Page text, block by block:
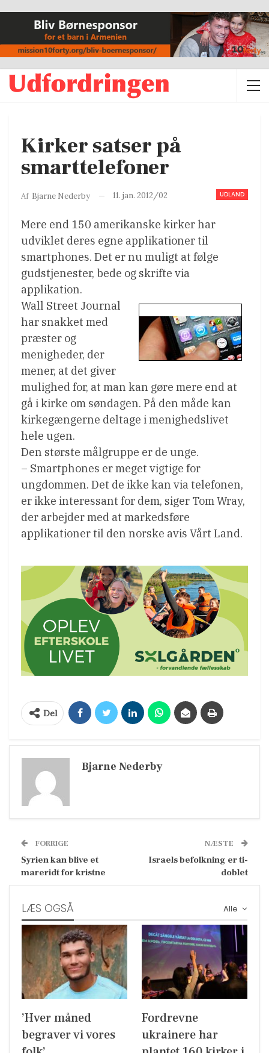
Kirker satser på
smarttelefoner
UDLAND
Af Bjarne Nederby 11. jan. 2012/02
Mere end 150 amerikanske kirker har
udviklet deres egne applikationer til
smartphones. Det er nu muligt at følge
gudstjenester, bede og skrifte via
applikation.
Wall Street Journal
har snakket med
præster og
menigheder, der
mener, at det giver
mulighed for, at man kan gøre mere end at
gå i kirke om søndagen. På den måde kan
kirkegængerne deltage i menighedslivet
hele ugen.
Den største målgruppe er de unge.
– Smartphones er meget vigtige for
ungdommen. Det de ikke kan via telefonen,
er ikke interessant for dem, siger Tom Wray,
der arbejder med at markedsføre
applikationer til den norske avis Vårt Land.
Del
Bjarne Nederby
FORRIGE
Syrien kan blive et
mareridt for kristne
NÆSTE
Israels befolkning er ti-
doblet
Alle
LÆS OGSÅ
’Hver måned
begraver vi vores
Fordrevne
ukrainere har